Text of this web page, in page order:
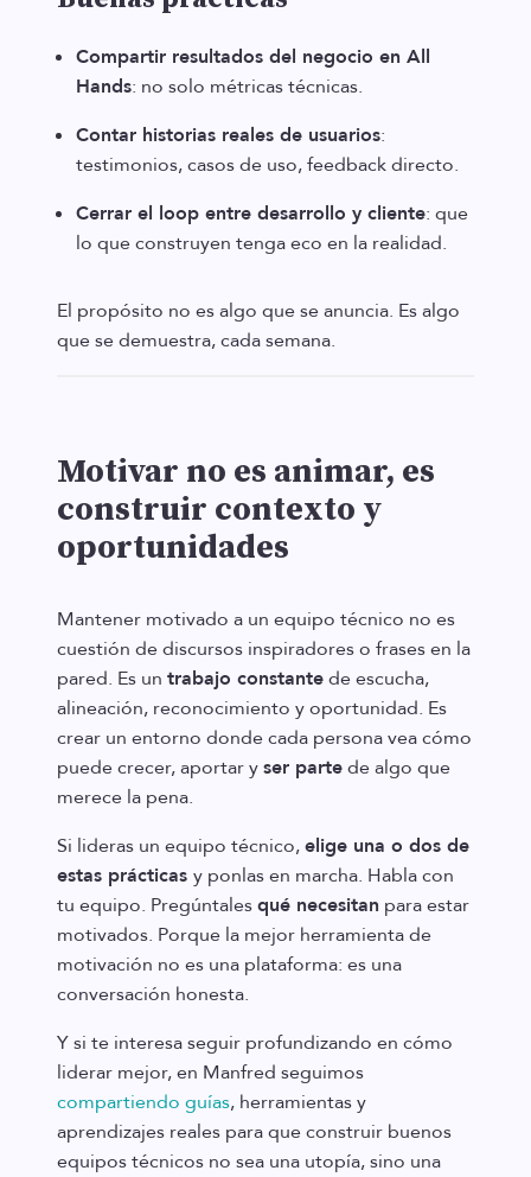
Compartir resultados del negocio en All
Hands: no solo métricas técnicas.
Contar historias reales de usuarios:
testimonios, casos de uso, feedback directo.
Cerrar el loop entre desarrollo y cliente: que
lo que construyen tenga eco en la realidad.
El propósito no es algo que se anuncia. Es algo
que se demuestra, cada semana.
Motivar no es animar, es
construir contexto y
oportunidades
Mantener motivado a un equipo técnico no es
cuestión de discursos inspiradores o frases en la
pared. Es un trabajo constantede escucha,
alineación, reconocimiento y oportunidad. Es
crear un entorno donde cada persona vea cómo
puede crecer, aportar yser partede algo que
merece la pena.
Si lideras un equipo técnico,elige una o dos de
estas prácticas y ponlas en marcha. Habla con
tu equipo. Pregúntalesqué necesitan para estar
motivados. Porque la mejor herramienta de
motivación no es una plataforma: es una
conversación honesta.
Y si te interesa seguir profundizando en cómo
liderar mejor, en Manfred seguimos
compartiendo guías, herramientas y
aprendizajes reales para que construir buenos
equipos técnicos no sea una utopía, sino una